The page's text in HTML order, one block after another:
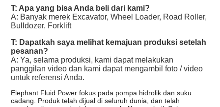
T: Apa yang bisa Anda beli dari kami?
A: Banyak merek Excavator, Wheel Loader, Road Roller,
Bulldozer, Forklift
T: Dapatkah saya melihat kemajuan produksi setelah
pesanan?
A: Ya, selama produksi, kami dapat melakukan
panggilan video dan kami dapat mengambil foto / video
untuk referensi Anda.
Elephant Fluid Power fokus pada pompa hidrolik dan suku
cadang. Produk telah dijual di seluruh dunia, dan telah